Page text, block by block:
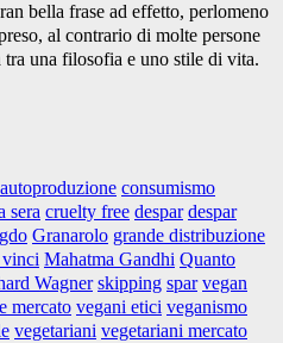
bella frase ad effetto, perlomeno
al contrario di molte persone
tra una filosofia e uno stile di vita.
autoproduzione consumismo
sera cruelty free despar despar
gdo Granarolo grande distribuzione
vinci Mahatma Gandhi Quanto
Wagner skipping spar vegan
mercato vegani etici veganismo
vegetariani vegetariani mercato